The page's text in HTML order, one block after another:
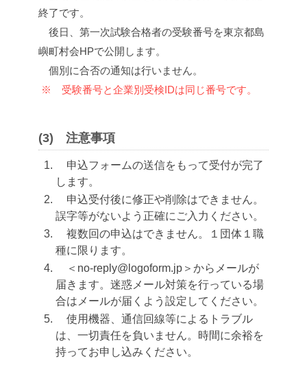
終了です。
後日、第一次試験合格者の受験番号を東京都島
嶼町村会HPで公開します。
個別に合否の通知は行いません。
※ 受験番号と企業別受検IDは同じ番号です。
(3) 注意事項
申込フォームの送信をもって受付が完了
します。
申込受付後に修正や削除はできません。
誤字等がないよう正確にご入力ください。
複数回の申込はできません。１団体１職
種に限ります。
＜no-reply@logoform.jp＞からメールが
届きます。迷惑メール対策を行っている場
合はメールが届くよう設定してください。
使用機器、通信回線等によるトラブル
は、一切責任を負いません。時間に余裕を
持ってお申し込みください。